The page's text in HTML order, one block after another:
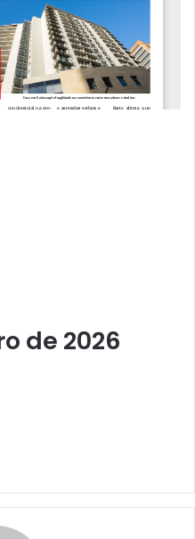
de 2026